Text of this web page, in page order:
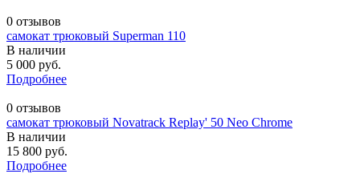
0 отзывов
самокат трюковый Superman 110
В наличии
5 000 руб.
Подробнее
0 отзывов
самокат трюковый Novatrack Replay' 50 Neo Chrome
В наличии
15 800 руб.
Подробнее